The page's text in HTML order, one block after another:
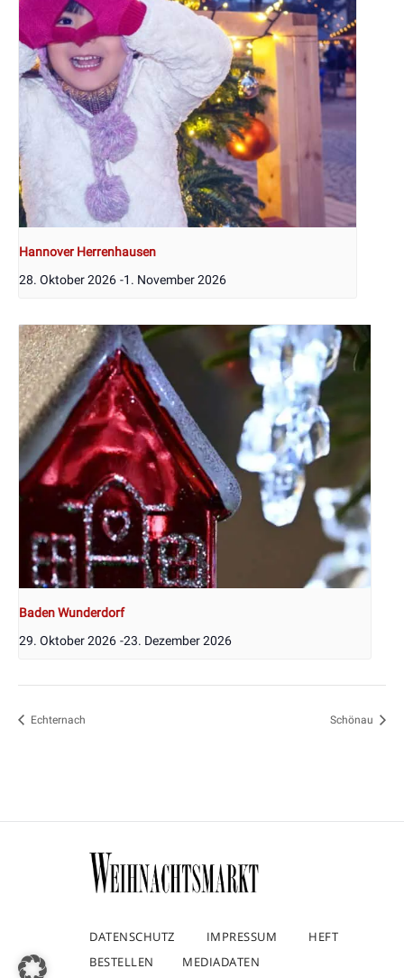
Hannover Herrenhausen
28. Oktober 2026 -1. November 2026
Baden Wunderdorf
29. Oktober 2026 -23. Dezember 2026
Echternach Schönau
DATENSCHUTZ IMPRESSUM
HEFT
BESTELLEN
MEDIADATEN